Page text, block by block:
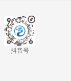
抖音号